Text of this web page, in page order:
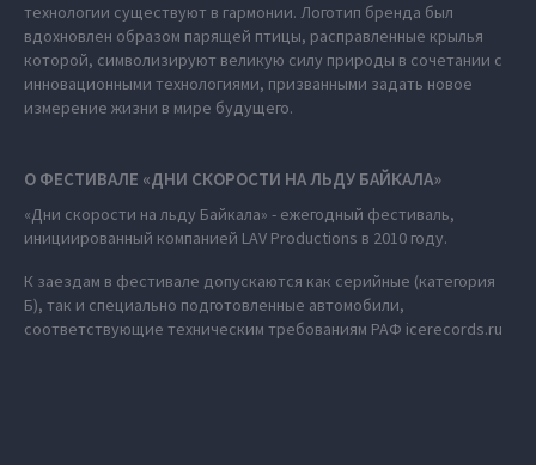
технологии существуют в гармонии. Логотип бренда был
вдохновлен образом парящей птицы, расправленные крылья
которой, символизируют великую силу природы в сочетании с
инновационными технологиями, призванными задать новое
измерение жизни в мире будущего.
О ФЕСТИВАЛЕ «ДНИ СКОРОСТИ НА ЛЬДУ БАЙКАЛА»
«Дни скорости на льду Байкала» - ежегодный фестиваль,
инициированный компанией LAV Productions в 2010 году.
К заездам в фестивале допускаются как серийные (категория
Б), так и специально подготовленные автомобили,
соответствующие техническим требованиям РАФ icerecords.ru